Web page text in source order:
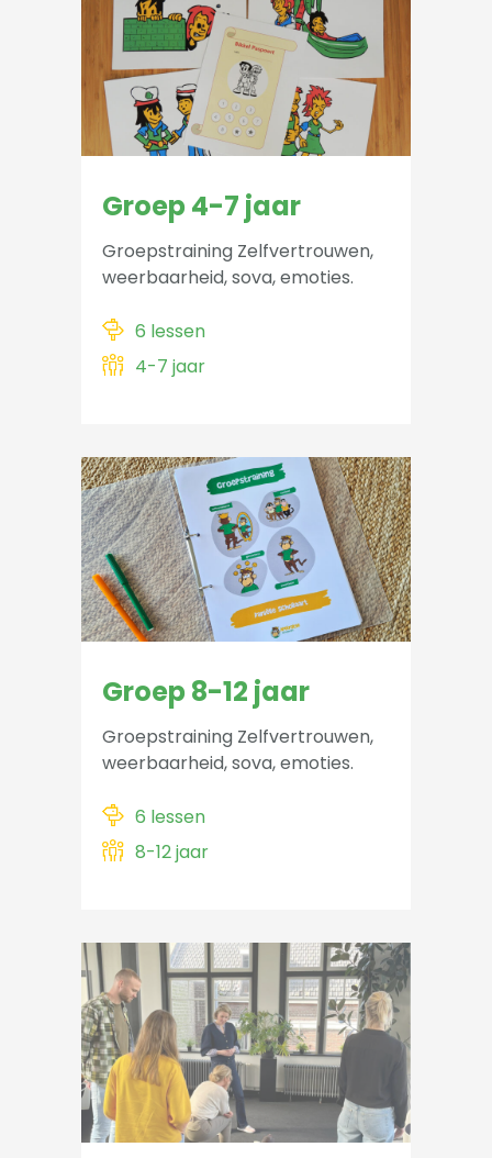
Groep 4-7 jaar
Groepstraining Zelfvertrouwen,
weerbaarheid, sova, emoties.
6 lessen
4-7 jaar
Groep 8-12 jaar
Groepstraining Zelfvertrouwen,
weerbaarheid, sova, emoties.
6 lessen
8-12 jaar